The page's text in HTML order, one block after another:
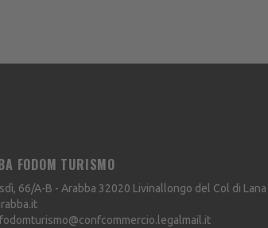
FODOM TURISMO
66/A-B - Arabba 32020 Livinallongo del Col di Lana